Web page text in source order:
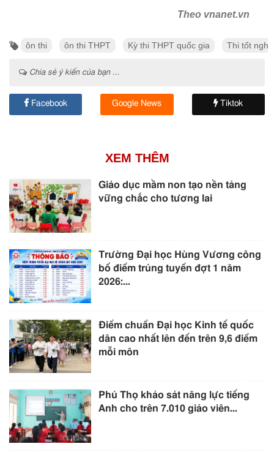
Theo vnanet.vn
ôn thi ôn thi THPT Kỳ thi THPT quốc gia Thi tốt
Chia sẻ ý kiến của bạn ...
Facebook Google News Tiktok
XEM THÊM
Giáo dục mầm non tạo nền tảng
vững chắc cho tương lai
Trường Đại học Hùng Vương công
bố điểm trúng tuyển đợt 1 năm
2026:...
Điểm chuẩn Đại học Kinh tế quốc
dân cao nhất lên đến trên 9,6 điểm
mỗi môn
Phú Thọ khảo sát năng lực tiếng
Anh cho trên 7.010 giáo viên...